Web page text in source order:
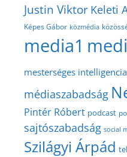
Justin Viktor Keleti
Képes Gábor közmédia
media1
mesterséges intelligencia
médiaszabadság
Pintér Róbert podcast
sajtószabadság social
Szilágyi Árpád